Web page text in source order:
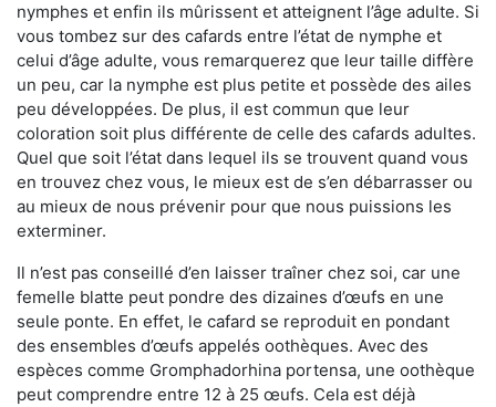
nymphes et enfin ils mûrissent et atteignent l’âge adulte. Si
vous tombez sur des cafards entre l’état de nymphe et
celui d’âge adulte, vous remarquerez que leur taille diffère
un peu, car la nymphe est plus petite et possède des ailes
peu développées. De plus, il est commun que leur
coloration soit plus différente de celle des cafards adultes.
Quel que soit l’état dans lequel ils se trouvent quand vous
en trouvez chez vous, le mieux est de s’en débarrasser ou
au mieux de nous prévenir pour que nous puissions les
exterminer.
Il n’est pas conseillé d’en laisser traîner chez soi, car une
femelle blatte peut pondre des dizaines d’œufs en une
seule ponte. En effet, le cafard se reproduit en pondant
des ensembles d’œufs appelés oothèques. Avec des
espèces comme Gromphadorhina portensa, une oothèque
peut comprendre entre 12 à 25 œufs. Cela est déjà